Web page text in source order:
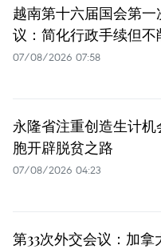
越南第十六届国会第一
议：简化行政手续但
07/08/2026 07:58
永隆省注重创造生计机
胞开辟脱贫之路
07/08/2026 04:23
第33次外交会议：加拿